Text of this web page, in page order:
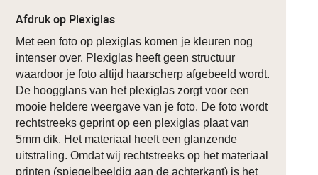
Afdruk op Plexiglas
Met een foto op plexiglas komen je kleuren nog
intenser over. Plexiglas heeft geen structuur
waardoor je foto altijd haarscherp afgebeeld wordt.
De hoogglans van het plexiglas zorgt voor een
mooie heldere weergave van je foto. De foto wordt
rechtstreeks geprint op een plexiglas plaat van
5mm dik. Het materiaal heeft een glanzende
uitstraling. Omdat wij rechtstreeks op het materiaal
printen (spiegelbeeldig aan de achterkant) is het